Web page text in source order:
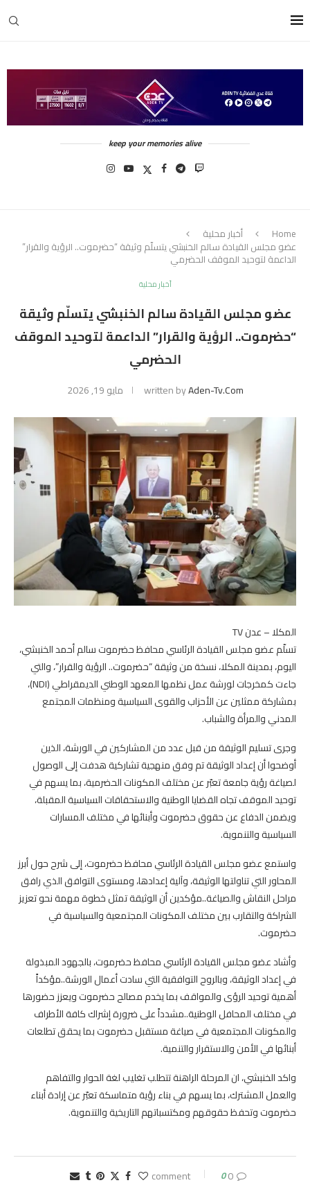
keep your memories alive
Home أخبار محلية
عضو مجلس القيادة سالم الخنبشي يتسلّم وثيقة “حضرموت.. الرؤية والقرار”
الداعمة لتوحيد الموقف الحضرمي
أخبار محلية
عضو مجلس القيادة سالم الخنبشي يتسلّم وثيقة
“حضرموت.. الرؤية والقرار” الداعمة لتوحيد الموقف
الحضرمي
written byAden-Tv.com مايو 19, 2026
المكلا – عدن TV
تسلّم عضو مجلس القيادة الرئاسي محافظ حضرموت سالم أحمد الخنبشي،
اليوم، بمدينة المكلا، نسخة من وثيقة “حضرموت.. الرؤية والقرار”، والتي
جاءت كمخرجات لورشة عمل نظمها المعهد الوطني الديمقراطي (NDI)،
بمشاركة ممثلين عن الأحزاب والقوى السياسية ومنظمات المجتمع
المدني والمرأة والشباب.
وجرى تسليم الوثيقة من قبل عدد من المشاركين في الورشة، الذين
أوضحوا أن إعداد الوثيقة تم وفق منهجية تشاركية هدفت إلى الوصول
لصياغة رؤية جامعة تعبّر عن مختلف المكونات الحضرمية، بما يسهم في
توحيد الموقف تجاه القضايا الوطنية والاستحقاقات السياسية المقبلة،
ويضمن الدفاع عن حقوق حضرموت وأبنائها في مختلف المسارات
السياسية والتنموية.
واستمع عضو مجلس القيادة الرئاسي محافظ حضرموت، إلى شرح حول أبرز
المحاور التي تناولتها الوثيقة، وآلية إعدادها، ومستوى التوافق الذي رافق
مراحل النقاش والصياغة..مؤكدين أن الوثيقة تمثل خطوة مهمة نحو تعزيز
الشراكة والتقارب بين مختلف المكونات المجتمعية والسياسية في
حضرموت.
وأشاد عضو مجلس القيادة الرئاسي محافظ حضرموت، بالجهود المبذولة
في إعداد الوثيقة، وبالروح التوافقية التي سادت أعمال الورشة..مؤكداً
أهمية توحيد الرؤى والمواقف بما يخدم مصالح حضرموت ويعزز حضورها
في مختلف المحافل الوطنية..مشدداً على ضرورة إشراك كافة الأطراف
والمكونات المجتمعية في صياغة مستقبل حضرموت بما يحقق تطلعات
أبنائها في الأمن والاستقرار والتنمية.
واكد الخنبشي، ان المرحلة الراهنة تتطلب تغليب لغة الحوار والتفاهم
والعمل المشترك، بما يسهم في بناء رؤية متماسكة تعبّر عن إرادة أبناء
حضرموت وتحفظ حقوقهم ومكتسباتهم التاريخية والتنموية.
0 comment
0